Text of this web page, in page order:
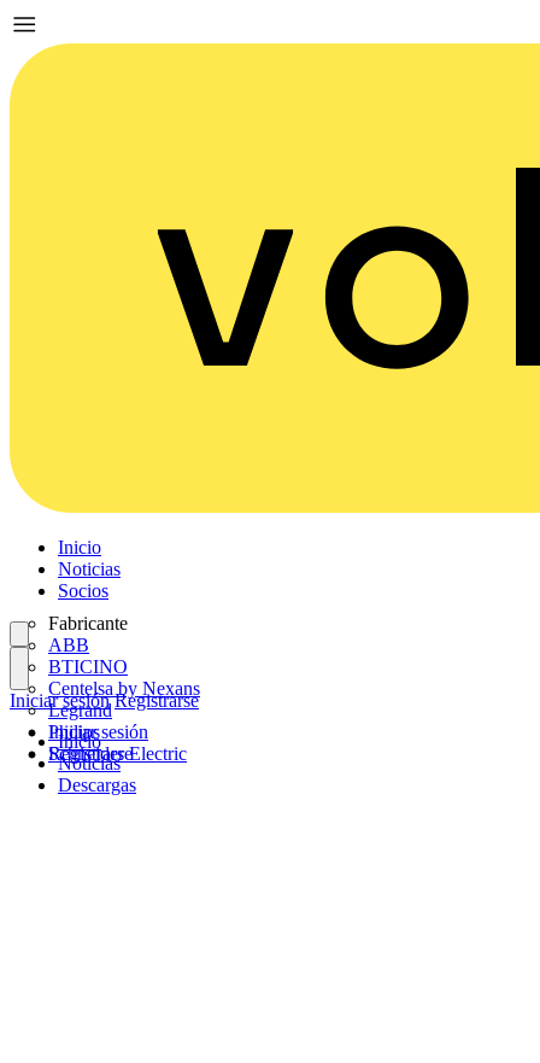
Inicio
Noticias
Socios
Fabricante
ABB
BTICINO
Centelsa by Nexans
Legrand
Philips
Schneider Electric
Iniciar sesión
Registrarse
Iniciar sesión Registrarse
Inicio
Noticias
Descargas